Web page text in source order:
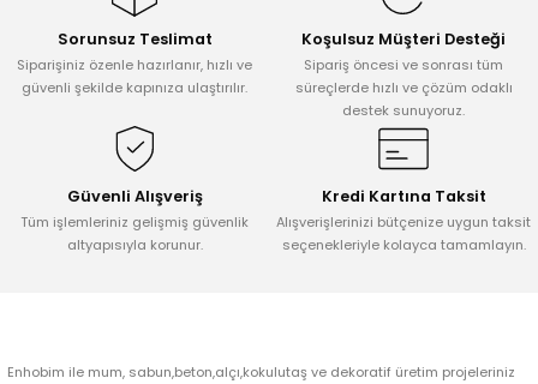
Ürün resmi kalitesiz, bozuk veya görüntülenemiyor.
Ürün açıklamasında eksik bilgiler bulunuyor.
Ürün fiyatı diğer sitelerden daha pahalı.
Bu ürüne benzer farklı alternatifler olmalı.
Sorunsuz Teslimat
Siparişiniz özenle hazırlanır, hızlı ve
güvenli şekilde kapınıza ulaştırılır.
Koşulsuz Müşteri Desteği
Sipariş öncesi ve sonrası tüm
süreçlerde hızlı ve çözüm odaklı
destek sunuyoruz.
Güvenli Alışveriş
Tüm işlemleriniz gelişmiş güvenlik
altyapısıyla korunur.
Kredi Kartına Taksit
Alışverişlerinizi bütçenize uygun taksit
seçenekleriyle kolayca tamamlayın.
Enhobim ile mum, sabun,beton,alçı,kokulutaş ve dekoratif üretim projeleriniz